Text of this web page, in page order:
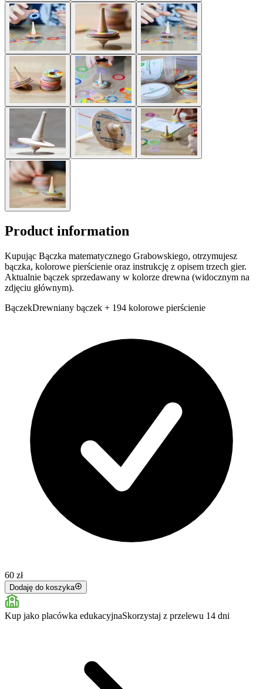
Product information
Kupując Bączka matematycznego Grabowskiego, otrzymujesz
bączka, kolorowe pierścienie oraz instrukcję z opisem trzech gier.
Aktualnie bączek sprzedawany w kolorze drewna (widocznym na
zdjęciu głównym).
BączekDrewniany bączek + 194 kolorowe pierścienie
60 zł
Dodaję do koszyka
Kup jako placówka edukacyjnaSkorzystaj z przelewu 14 dni